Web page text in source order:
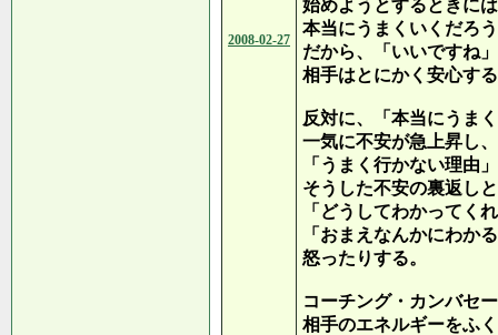
2008-02-27
始めようとするときに
本当にうまくいくだろ
だから、「いいですね
相手はとにかく安心す
反対に、「本当にうま
一気に不安が急上昇し
「うまく行かない理由
そうした不安の裏返し
「どうしてわかってく
「おまえなんかにわか
怒ったりする。
コーチング・カンバセ
相手のエネルギーをふ